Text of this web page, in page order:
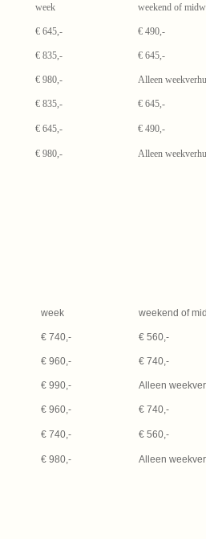
week weekend of
€ 645,- € 490,-
€ 835,- € 645,-
€ 980,- Alleen
€ 835,- € 645,-
€ 645,- € 490,-
€ 980,- Alleen
week weekend of
€ 740,- € 560,-
€ 960,- € 740,-
€ 990,- Alleen
€ 960,- € 740,-
€ 740,- € 560,-
€ 980,- Alleen